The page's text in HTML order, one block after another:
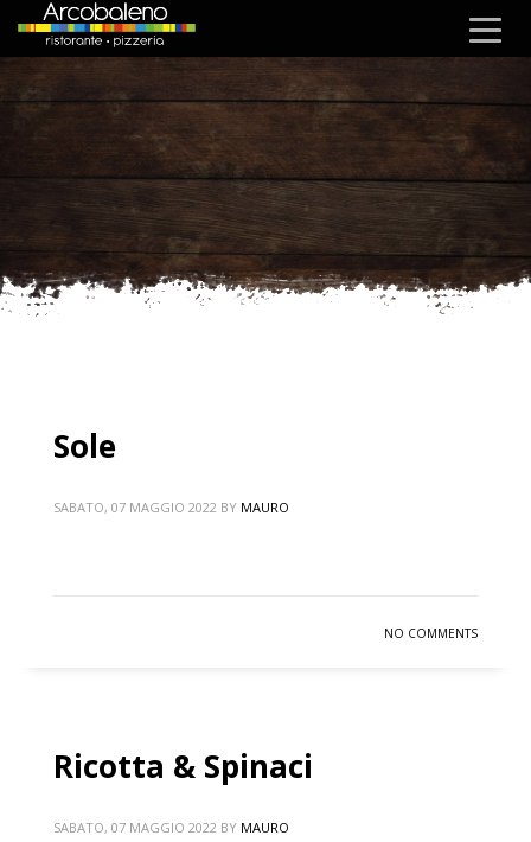
Sole
SABATO, 07 MAGGIO 2022 BY MAURO
NO COMMENTS
Ricotta & Spinaci
SABATO, 07 MAGGIO 2022 BY MAURO